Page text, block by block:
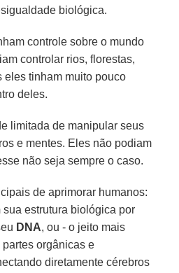
biológica.
controle sobre o mundo
controlar rios, florestas,
eles tinham muito pouco
deles.
limitada de manipular seus
e mentes. Eles não podiam
não seja sempre o caso.
de aprimorar humanos:
estrutura biológica por
DNA, ou - o jeito mais
orgânicas e
diretamente cérebros